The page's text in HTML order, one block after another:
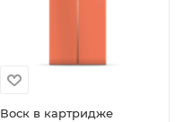
Воск в картридже